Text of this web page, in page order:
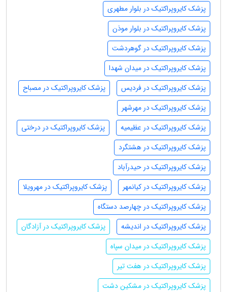
پزشک کایروپراکتیک در بلوار مطهری
پزشک کایروپراکتیک در بلوار موذن
پزشک کایروپراکتیک در گوهردشت
پزشک کایروپراکتیک در میدان شهدا
پزشک کایروپراکتیک در فردیس
پزشک کایروپراکتیک در مصباح
پزشک کایروپراکتیک در مهرشهر
پزشک کایروپراکتیک در عظیمیه
پزشک کایروپراکتیک در درختی
پزشک کایروپراکتیک در هشتگرد
پزشک کایروپراکتیک در حیدرآباد
پزشک کایروپراکتیک در کیانمهر
پزشک کایروپراکتیک در مهرویلا
پزشک کایروپراکتیک در چهارصد دستگاه
پزشک کایروپراکتیک در اندیشه
پزشک کایروپراکتیک در آزادگان
پزشک کایروپراکتیک در میدان سپاه
پزشک کایروپراکتیک در هفت تیر
پزشک کایروپراکتیک در مشکین دشت